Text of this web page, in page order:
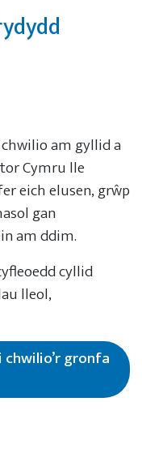
am gyllid a
Cymru lle
eich elusen, grŵp
gan
am ddim.
cyllid
lleol,
chwilio’r gronfa